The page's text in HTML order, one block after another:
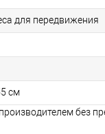
для передвижения
см
без